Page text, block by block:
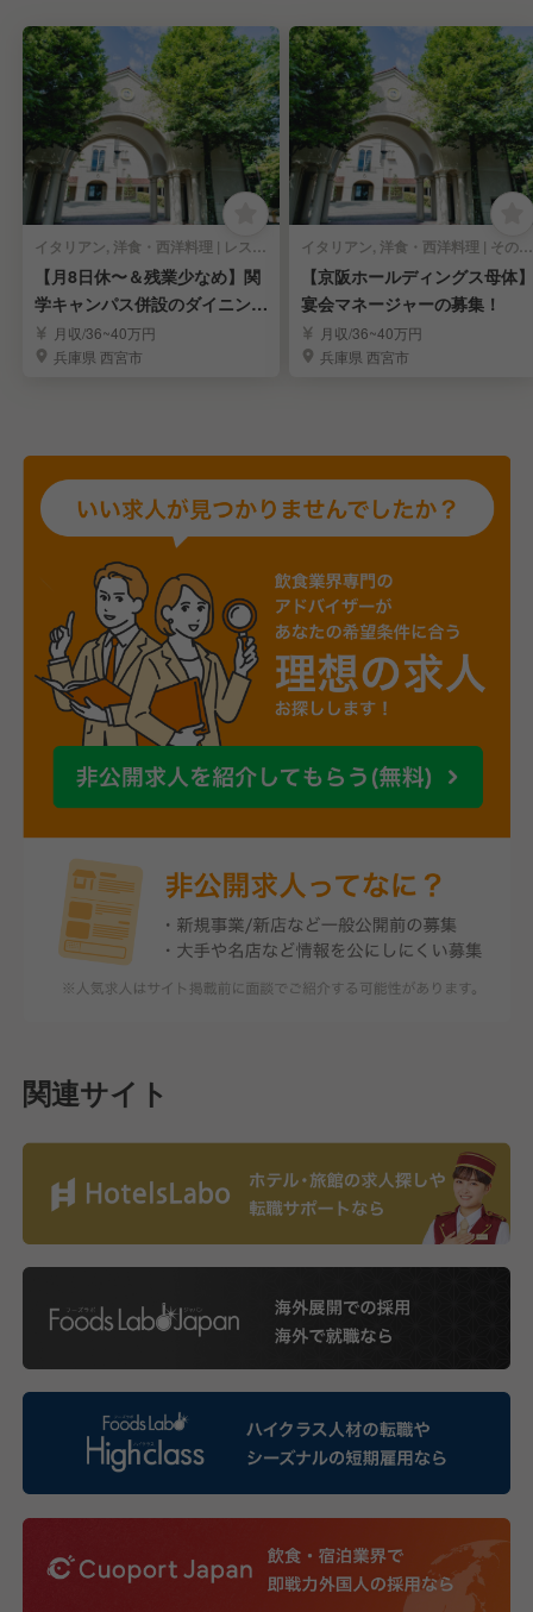
イタリアン, 洋食・西洋料理 | レストランサービス・ホールスタッフ
【月8日休〜＆残業少なめ】関
学キャンパス併設のダイニング
／宴会マネージャー
月収/36~40万円
兵庫県 西宮市
イタリアン, 洋食・西洋料理 | その他(仕事内容)
【京阪ホールディングス母体】
宴会マネージャーの募集！
月収/36~40万円
兵庫県 西宮市
関連サイト